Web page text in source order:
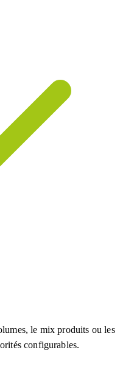
le mix produits ou les
configurables.